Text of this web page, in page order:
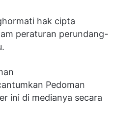
hak cipta
peraturan perundang-
Pedoman
ini di medianya secara